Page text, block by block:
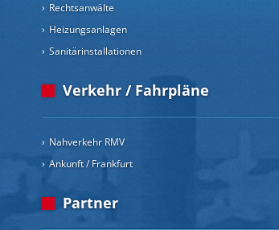
Rechtsanwälte
Heizungsanlagen
Sanitärinstallationen
Verkehr / Fahrpläne
Nahverkehr RMV
Ankunft / Frankfurt
Partner